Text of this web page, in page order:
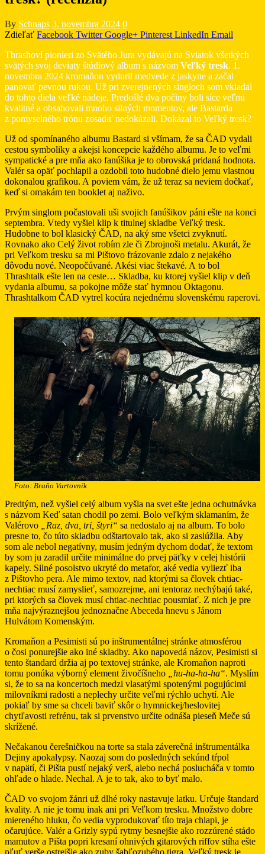
By Schnaps 3. novembra 2024 0
Zdieľať Facebook Twitter Google+ Pinterest LinkedIn Email
Thrashoví pionieri zo Svätého Jura vydávajú na Sviatok všetkých
svätých svoj deviaty štúdiový album s názvom Veľký tresk. 1.
novembra 2024 kromaňon vyduril medvede z jaskyne a začal
panovať pevnou rukou. Už pri zverejnených singloch som vkladal
do tohto diela veľké nádeje. Predošlé dva počiny boli síce veľmi
kvalitné a obsahovali mnoho silných momentov, ale Bastarda
z pomyselného trónu zosadiť nedokázali. Dokázal to Veľký tresk?
Už od spomínaného albumu Bastard si všímam, že sa ČAD vydali
cestou symboliky a akejsi koncepcie každého albumu. Je to veľmi
sympatické a pre mňa ako fanúšika je to obrovská pridaná hodnota.
Valér sa opäť pochlapil a ozdobil toto hudobné dielo jemu vlastnou
dokonalou grafikou. A poviem vám, že už teraz sa neviem dočkať,
keď si omakám ten booklet aj naživo.
Prvým singlom počastovali uši svojich fanúšikov páni ešte na konci
septembra. Vtedy vyšiel klip k titulnej skladbe Veľký tresk.
Hudobne to bol klasický ČAD, na aký sme všetci zvyknutí.
Rovnako ako Celý život robím zle či Zbrojnoši metalu. Akurát, že
pri Veľkom tresku sa mi Pištovo frázovanie zdalo z nejakého
dôvodu nové. Neopočúvané. Akési viac štekavé. A to bol
Thrashtalk ešte len na ceste… Skladba, ku ktorej vyšiel klip v deň
vydania albumu, sa pokojne môže stať hymnou Oktagonu.
Thrashtalkom ČAD vytrel kocúra nejednému slovenskému raperovi.
Foto: Braňo Vartovník
Predtým, než vyšiel celý album vyšla na svet ešte jedna ochutnávka
s názvom Keď satan chodil po zemi. Bolo veľkým sklamaním, že
Valérovo
„Raz, dva, tri, štyri“ sa nedostalo aj na album. To bolo
presne to, čo túto skladbu odštartovalo tak, ako si zaslúžila. Aby
som ale nebol negatívny, musím jedným dychom dodať, že textom
by som ju zaradil určite minimálne do prvej päťky v celej histórii
kapely. Silné posolstvo ukryté do metafor, aké vedia vyliezť iba
z Pištovho pera. Ale mimo textov, nad ktorými sa človek chtiac-
nechtiac musí zamyslieť, samozrejme, ani tentoraz nechýbajú také,
pri ktorých sa človek musí chtiac-nechtiac pousmiať. Z nich je pre
mňa najvýraznejšou jednoznačne Abeceda hnevu s Jánom
Hulvátom Komenským.
Kromaňon a Pesimisti sú po inštrumentálnej stránke atmosférou
o čosi ponurejšie ako iné skladby. Ako napovedá názov, Pesimisti si
tento štandard držia aj po textovej stránke, ale Kromaňon naproti
tomu ponúka výborný element živočíšneho
„hu-ha-ha-ha“. Myslím
si, že to sa na koncertoch medzi vlasatými spotenými pogujúcimi
milovníkmi radosti a neplechy určite veľmi rýchlo uchytí. Ale
pokiaľ by sme sa chceli baviť skôr o hymnickej/heslovitej
chytľavosti refrénu, tak si prvenstvo určite odnáša pieseň Meče sú
skrížené.
Nečakanou čerešničkou na torte sa stala záverečná inštrumentálka
Dejiny apokalypsy. Naozaj som do posledných sekúnd tŕpol
v napätí, či Pišta pustí nejaký verš, alebo nechá poslucháča v tomto
ohľade o hlade. Nechal. A je to tak, ako to byť malo.
ČAD vo svojom žánri už dlhé roky nastavuje latku. Určuje štandard
kvality. A nie je tomu inak ani pri Veľkom tresku. Množstvo dobre
miereného hluku, čo vedia vyprodukovať títo traja chlapi, je
očarujúce. Valér a Grizly sypú rytmy besnejšie ako rozzúrené stádo
mamutov a Pišta popri kresaní ohnivých gitarových riffov stíha ešte